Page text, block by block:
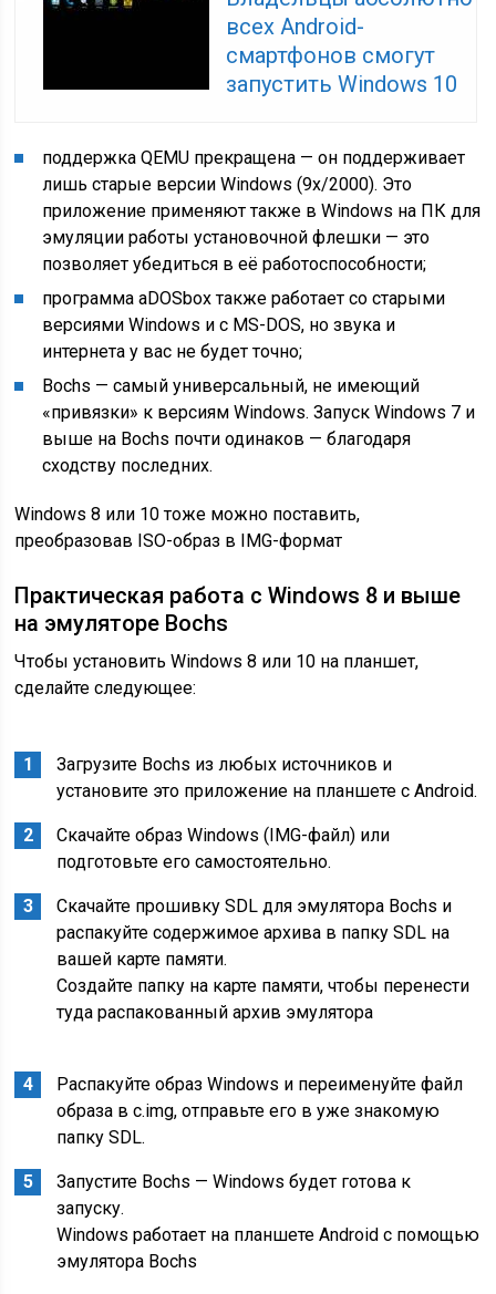
всех Android-
смартфонов смогут
запустить Windows 10
поддержка QEMU прекращена — он поддерживает
лишь старые версии Windows (9x/2000). Это
приложение применяют также в Windows на ПК для
эмуляции работы установочной флешки — это
позволяет убедиться в её работоспособности;
программа aDOSbox также работает со старыми
версиями Windows и с MS-DOS, но звука и
интернета у вас не будет точно;
Bochs — самый универсальный, не имеющий
«привязки» к версиям Windows. Запуск Windows 7 и
выше на Bochs почти одинаков — благодаря
сходству последних.
Windows 8 или 10 тоже можно поставить,
преобразовав ISO-образ в IMG-формат
Практическая работа с Windows 8 и выше
на эмуляторе Bochs
Чтобы установить Windows 8 или 10 на планшет,
сделайте следующее:
Загрузите Bochs из любых источников и
установите это приложение на планшете с Android.
Скачайте образ Windows (IMG-файл) или
подготовьте его самостоятельно.
Скачайте прошивку SDL для эмулятора Bochs и
распакуйте содержимое архива в папку SDL на
вашей карте памяти.
Создайте папку на карте памяти, чтобы перенести
туда распакованный архив эмулятора
Распакуйте образ Windows и переименуйте файл
образа в c.img, отправьте его в уже знакомую
папку SDL.
Запустите Bochs — Windows будет готова к
запуску.
Windows работает на планшете Android с помощью
эмулятора Bochs